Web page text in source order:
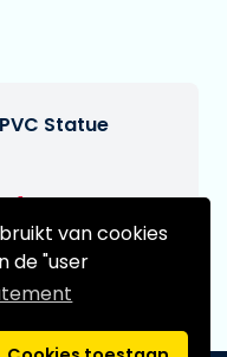
van cookies
de "user
Statue